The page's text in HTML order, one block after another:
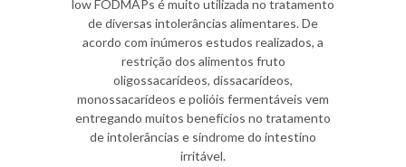
low FODMAPs é muito utilizada no tratamento
de diversas intolerâncias alimentares. De
acordo com inúmeros estudos realizados, a
restrição dos alimentos fruto
oligossacarídeos, dissacarídeos,
monossacarídeos e polióis fermentáveis vem
entregando muitos benefícios no tratamento
de intolerâncias e síndrome do intestino
irritável.